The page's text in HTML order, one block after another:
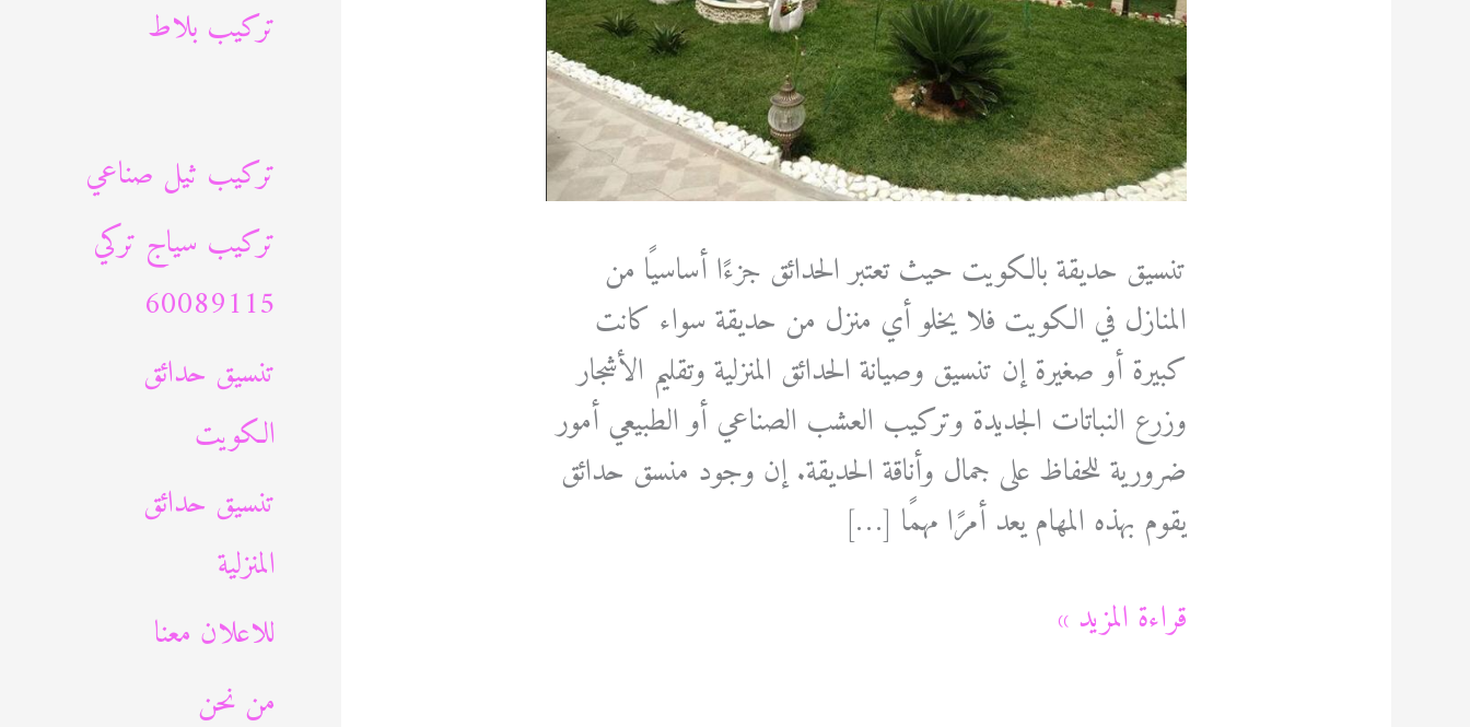
تنسيق حديقة بالكويت حيث تعتبر الحدائق جزءًا أساسيًا من
المنازل في الكويت فلا يخلو أي منزل من حديقة سواء كانت
كبيرة أو صغيرة إن تنسيق وصيانة الحدائق المنزلية وتقليم الأشجار
وزرع النباتات الجديدة وتركيب العشب الصناعي أو الطبيعي أمور
ضرورية للحفاظ على جمال وأناقة الحديقة. إن وجود منسق حدائق
يقوم بهذه المهام يعد أمرًا مهمًا […]
تنسيق
قراءة المزيد »
تركيب بلاط
تركيب ثيل صناعي
تركيب سياج تركي
60089115
تنسيق حدائق
الكويت
تنسيق حدائق
المنزلية
للاعلان معنا
من نحن